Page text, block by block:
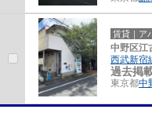
賃貸｜ア
中野区江
西武新宿
過去掲
東京都中